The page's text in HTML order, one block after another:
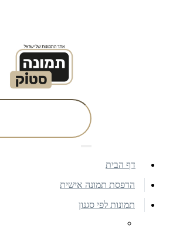
דף הבית
הדפסת תמונה אישית
תמונות לפי סגנון